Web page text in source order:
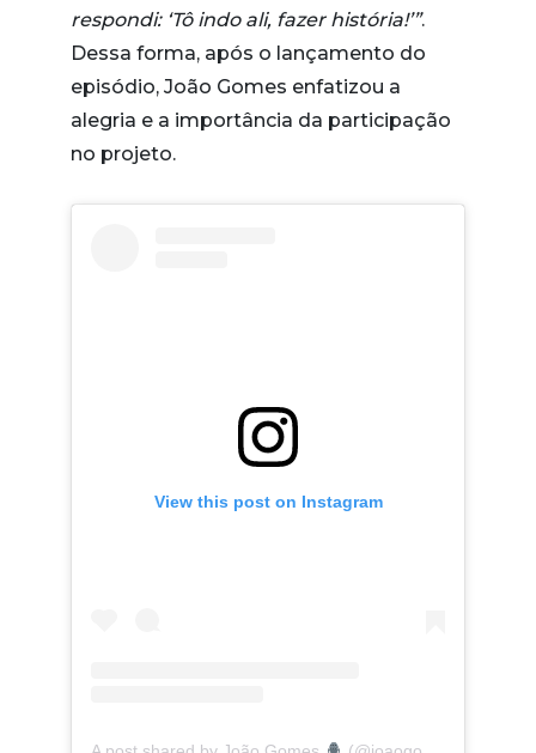
respondi: ‘Tô indo ali, fazer história!’”.
Dessa forma, após o lançamento do
episódio, João Gomes enfatizou a
alegria e a importância da participação
no projeto.
View this post on Instagram